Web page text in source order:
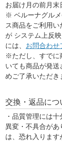
お届け月の前月末
※ ベルーナグル
ス商品をご利用
が システム上反
には、 お問合わせ
※ただし、すでに
いても商品が発
めご了承いただき
交換・返品につ
・品質管理には
異変・不具合があ
は、恐れ入ります